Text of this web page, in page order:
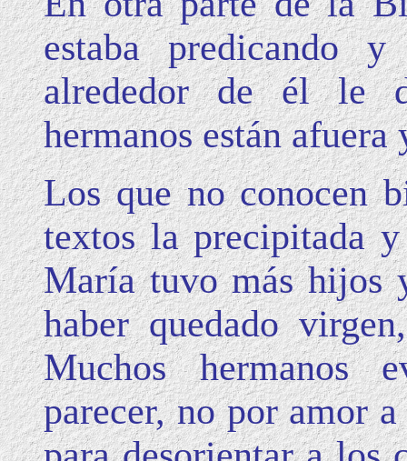
estaba predicando
alrededor de él le
hermanos están
Los que no conocen
textos la precipitada
María tuvo más hijos
haber quedado
Muchos hermanos
parecer, no por amor